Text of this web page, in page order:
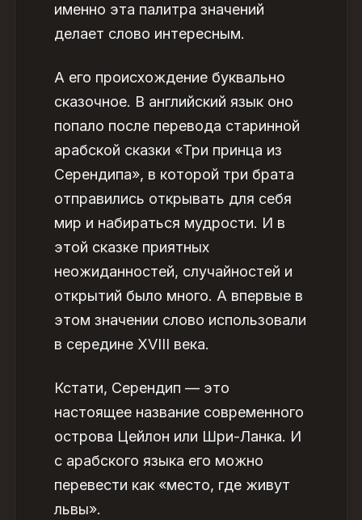
именно эта палитра значений
делает слово интересным.
А его происхождение буквально
сказочное. В английский язык оно
попало после перевода старинной
арабской сказки «Три принца из
Серендипа», в которой три брата
отправились открывать для себя
мир и набираться мудрости. И в
этой сказке приятных
неожиданностей, случайностей и
открытий было много. А впервые в
этом значении слово использовали
в середине XVIII века.
Кстати, Серендип — это
настоящее название современного
острова Цейлон или Шри-Ланка. И
с арабского языка его можно
перевести как «место, где живут
львы».